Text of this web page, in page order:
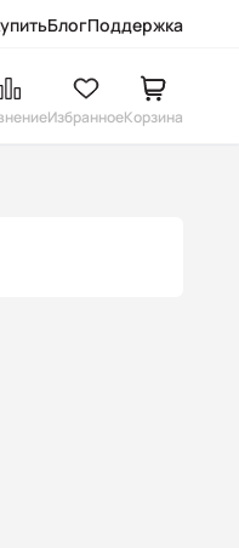
БлогПоддержка
ИзбранноеКорзина